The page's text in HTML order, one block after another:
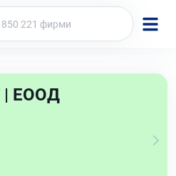
ЕООД